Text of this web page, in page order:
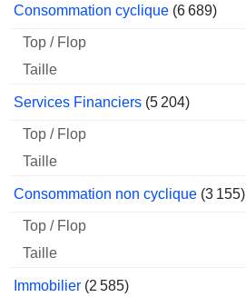
Consommation cyclique (6 689)
Services Financiers (5 204)
Consommation non cyclique (3 155)
Immobilier (2 585)